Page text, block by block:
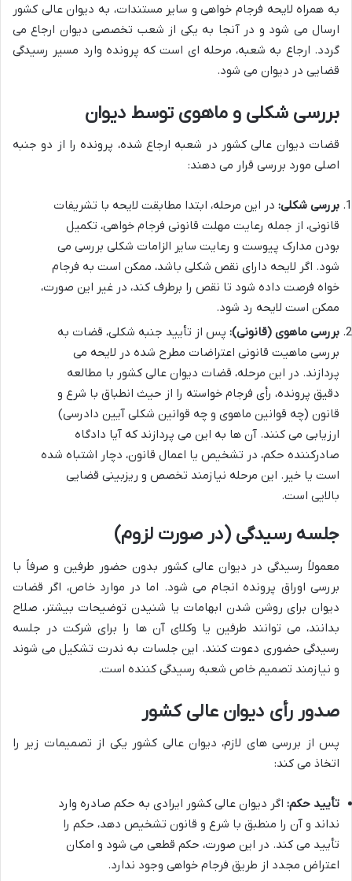
به همراه لایحه فرجام خواهی و سایر مستندات، به دیوان عالی کشور
ارسال می شود و در آنجا به یکی از شعب تخصصی دیوان ارجاع می
گردد. ارجاع به شعبه، مرحله ای است که پرونده وارد مسیر رسیدگی
قضایی در دیوان می شود.
بررسی شکلی و ماهوی توسط دیوان
قضات دیوان عالی کشور در شعبه ارجاع شده، پرونده را از دو جنبه
اصلی مورد بررسی قرار می دهند:
بررسی شکلی: در این مرحله، ابتدا مطابقت لایحه با تشریفات
قانونی، از جمله رعایت مهلت قانونی فرجام خواهی، تکمیل
بودن مدارک پیوست و رعایت سایر الزامات شکلی بررسی می
شود. اگر لایحه دارای نقص شکلی باشد، ممکن است به فرجام
خواه فرصت داده شود تا نقص را برطرف کند، در غیر این صورت،
ممکن است لایحه رد شود.
بررسی ماهوی (قانونی): پس از تأیید جنبه شکلی، قضات به
بررسی ماهیت قانونی اعتراضات مطرح شده در لایحه می
پردازند. در این مرحله، قضات دیوان عالی کشور با مطالعه
دقیق پرونده، رأی فرجام خواسته را از حیث انطباق با شرع و
قانون (چه قوانین ماهوی و چه قوانین شکلی آیین دادرسی)
ارزیابی می کنند. آن ها به این می پردازند که آیا دادگاه
صادرکننده حکم، در تشخیص یا اعمال قانون، دچار اشتباه شده
است یا خیر. این مرحله نیازمند تخصص و ریزبینی قضایی
بالایی است.
جلسه رسیدگی (در صورت لزوم)
معمولاً رسیدگی در دیوان عالی کشور بدون حضور طرفین و صرفاً با
بررسی اوراق پرونده انجام می شود. اما در موارد خاص، اگر قضات
دیوان برای روشن شدن ابهامات یا شنیدن توضیحات بیشتر، صلاح
بدانند، می توانند طرفین یا وکلای آن ها را برای شرکت در جلسه
رسیدگی حضوری دعوت کنند. این جلسات به ندرت تشکیل می شوند
و نیازمند تصمیم خاص شعبه رسیدگی کننده است.
صدور رأی دیوان عالی کشور
پس از بررسی های لازم، دیوان عالی کشور یکی از تصمیمات زیر را
اتخاذ می کند:
تأیید حکم: اگر دیوان عالی کشور ایرادی به حکم صادره وارد
نداند و آن را منطبق با شرع و قانون تشخیص دهد، حکم را
تأیید می کند. در این صورت، حکم قطعی می شود و امکان
اعتراض مجدد از طریق فرجام خواهی وجود ندارد.